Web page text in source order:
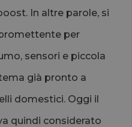
In altre parole, si
per
sensori e piccola
già pronto a
domestici. Oggi il
quindi considerato